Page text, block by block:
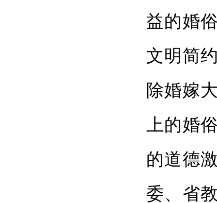
益的婚
文明简
除婚嫁
上的婚
的道德
委、省